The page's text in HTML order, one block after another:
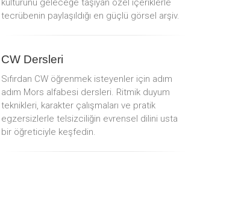
kültürünü geleceğe taşıyan özel içeriklerle
tecrübenin paylaşıldığı en güçlü görsel arşiv.
CW Dersleri
Sıfırdan CW öğrenmek isteyenler için adım
adım Mors alfabesi dersleri. Ritmik duyum
teknikleri, karakter çalışmaları ve pratik
egzersizlerle telsizciliğin evrensel dilini usta
bir öğreticiyle keşfedin.